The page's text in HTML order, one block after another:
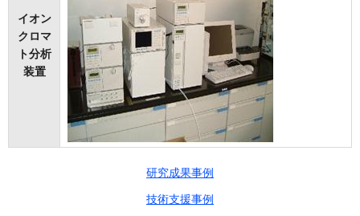
イオン
クロマ
ト分析
装置
研究成果事例
技術支援事例